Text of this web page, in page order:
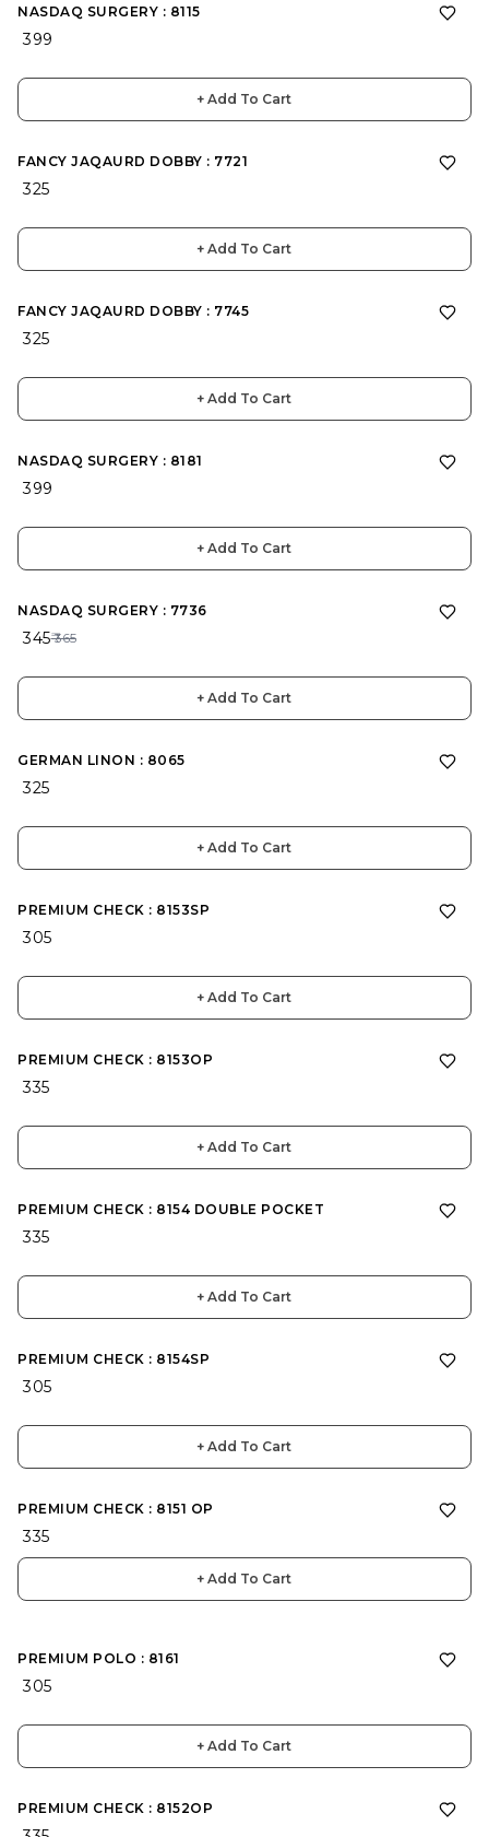
NASDAQ SURGERY : 8115
₹ 399
+ Add To Cart
FANCY JAQAURD DOBBY : 7721
₹ 325
+ Add To Cart
FANCY JAQAURD DOBBY : 7745
₹ 325
+ Add To Cart
NASDAQ SURGERY : 8181
₹ 399
+ Add To Cart
NASDAQ SURGERY : 7736
₹ 345₹ 365
+ Add To Cart
GERMAN LINON : 8065
₹ 325
+ Add To Cart
PREMIUM CHECK : 8153SP
₹ 305
+ Add To Cart
PREMIUM CHECK : 8153OP
₹ 335
+ Add To Cart
PREMIUM CHECK : 8154 DOUBLE POCKET
₹ 335
+ Add To Cart
PREMIUM CHECK : 8154SP
₹ 305
+ Add To Cart
PREMIUM CHECK : 8151 OP
₹ 335
+ Add To Cart
PREMIUM POLO : 8161
₹ 305
+ Add To Cart
PREMIUM CHECK : 8152OP